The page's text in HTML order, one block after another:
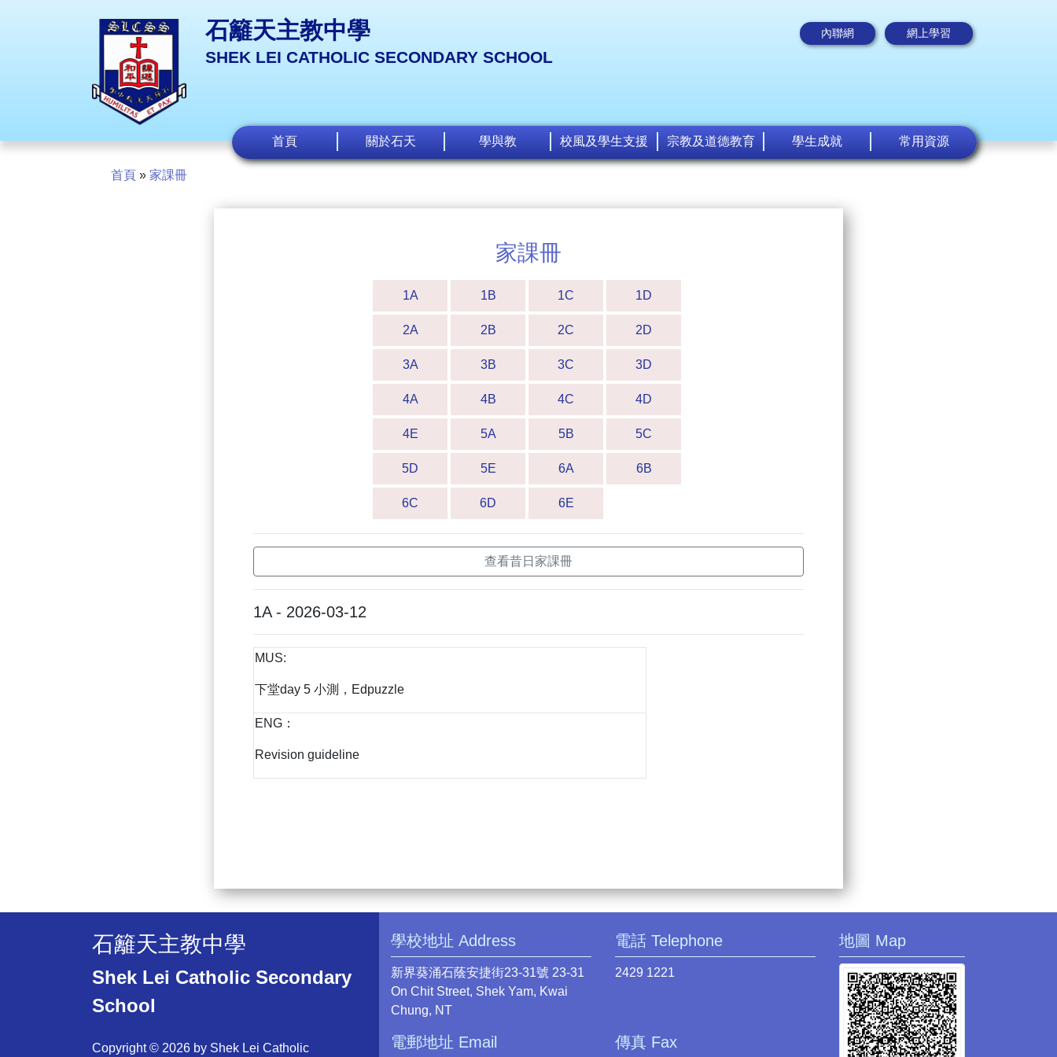
石籬天主教中學
SHEK LEI CATHOLIC SECONDARY SCHOOL
內聯網 網上學習
首頁 關於石天 學與教 校風及學生支援 宗教及道德教育 學生成就 常用資源
首頁 » 家課冊
家課冊
1A 1B 1C 1D
2A 2B 2C 2D
3A 3B 3C 3D
4A 4B 4C 4D
4E 5A 5B 5C
5D 5E 6A 6B
6C 6D 6E
查看昔日家課冊
1A - 2026-03-12
MUS:
下堂day 5 小測，Edpuzzle
ENG：
Revision guideline
石籬天主教中學
Shek Lei Catholic Secondary
School
Copyright © 2026 by Shek Lei Catholic
學校地址 Address
新界葵涌石蔭安捷街23-31號 23-31
On Chit Street, Shek Yam, Kwai
Chung, NT
電話 Telephone
2429 1221
電郵地址 Email 傳真 Fax
地圖 Map